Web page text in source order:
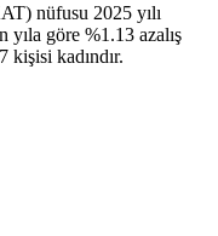
nüfusu 2025 yılı
göre %1.13 azalış
kadındır.